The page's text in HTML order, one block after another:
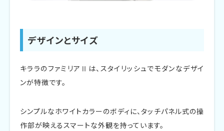
限定的なエリア対応
災害時の備蓄水に不向き
まとめ
デザインとサイズ
キララのファミリアⅡは、スタイリッシュでモダンなデザイ
ンが特徴です。
シンプルなホワイトカラーのボディに、タッチパネル式の操
作部が映えるスマートな外観を持っています。